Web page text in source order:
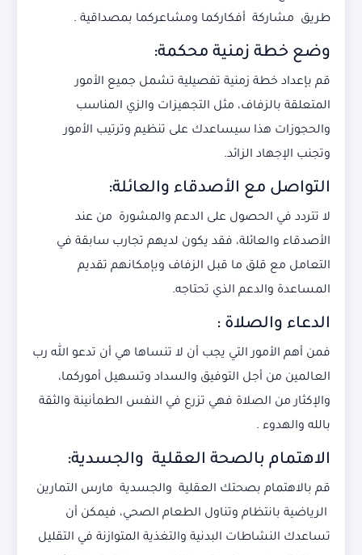
طريق مشاركة أفكاركما ومشاعركما بمصداقية .
وضع خطة زمنية محكمة:
قم بإعداد خطة زمنية تفصيلية تشمل جميع الأمور
المتعلقة بالزفاف، مثل التجهيزات والزي المناسب
والحجوزات هذا سيساعدك على تنظيم وترتيب الأمور
وتجنب الإجهاد الزائد.
التواصل مع الأصدقاء والعائلة:
لا تتردد في الحصول على الدعم والمشورة من عند
الأصدقاء والعائلة، فقد يكون لديهم تجارب سابقة في
التعامل مع قلق ما قبل الزفاف وبإمكانهم تقديم
المساعدة والدعم الذي تحتاجه.
الدعاء والصلاة :
فمن أهم الأمور التي يجب أن لا تنساها هي أن تدعو الله رب
العالمين من أجل التوفيق والسداد وتسهيل أموركما،
والإكثار من الصلاة فهي تزرع في النفس الطمأنينة والثقة
بالله والهدوء .
الاهتمام بالصحة العقلية والجسدية:
قم بالاهتمام بصحتك العقلية والجسدية مارس التمارين
الرياضية بانتظام وتناول الطعام الصحي، فيمكن أن
تساعدك النشاطات البدنية والتغذية المتوازنة في التقليل